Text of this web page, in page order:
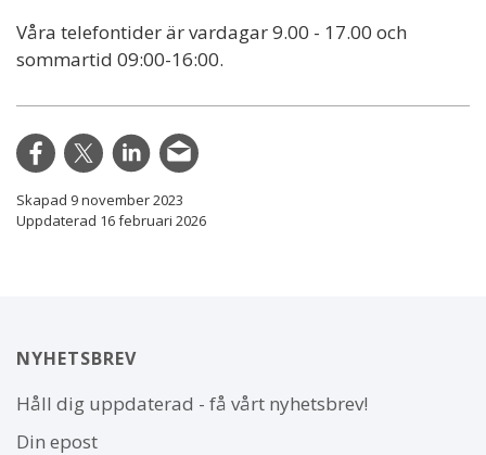
Våra telefontider är vardagar 9.00 - 17.00 och
sommartid 09:00-16:00.
Skapad 9 november 2023
Uppdaterad 16 februari 2026
NYHETSBREV
Håll dig uppdaterad - få vårt nyhetsbrev!
Din epost